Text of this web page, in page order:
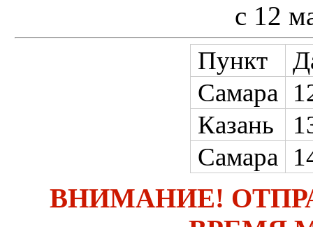
с 12
Пункт
Самара
Казань
Самара
ВНИМАНИЕ!